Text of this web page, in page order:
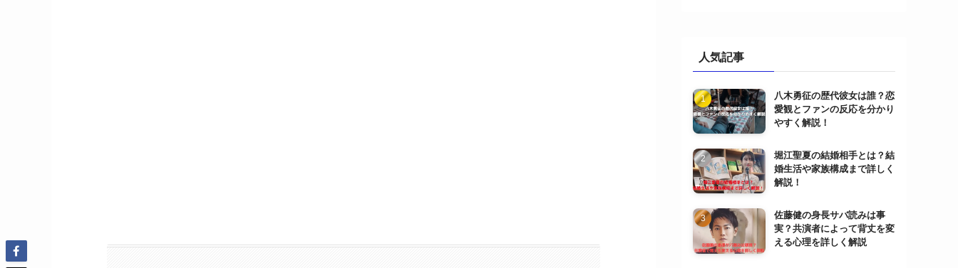
人気記事
八木勇征の歴代彼女は誰？恋
愛観とファンの反応を分かり
やすく解説！
堀江聖夏の結婚相手とは？結
婚生活や家族構成まで詳しく
解説！
佐藤健の身長サバ読みは事
実？共演者によって背丈を変
える心理を詳しく解説